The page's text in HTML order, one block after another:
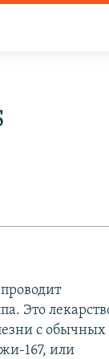
проводит
Это
с обычных
167, или